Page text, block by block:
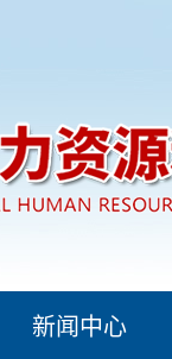
新闻中心